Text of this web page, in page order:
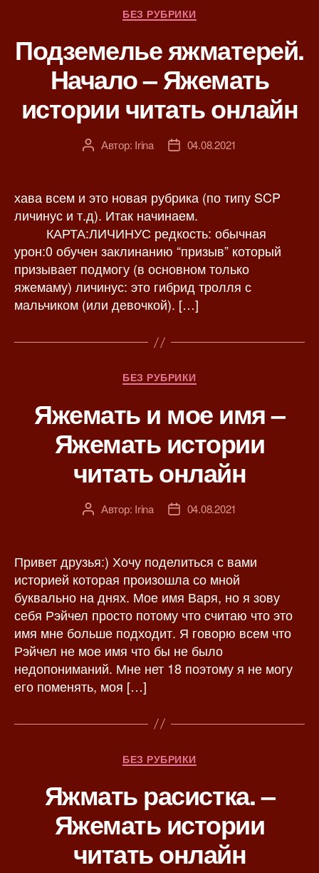
Р
у
б
р
и
к
и
БЕЗ РУБРИКИ
Подземелье яжматерей.
Начало – Яжемать
истории читать онлайн
А
о
з
а
п
и
с
и
Автор: Irina
Д
а
з
а
п
с
и
04.08.2021
хава всем и это новая рубрика (по типу SCP
личинус и т.д). Итак начинаем.
КАРТА:ЛИЧИНУС редкость: обычная
урон:0 обучен заклинанию “призыв” который
призывает подмогу (в основном только
яжемаму) личинус: это гибрид тролля с
мальчиком (или девочкой). […]
Р
у
б
р
к
и
БЕЗ РУБРИКИ
Яжемать и мое имя –
Яжемать истории
читать онлайн
А
о
з
а
п
и
с
и
Автор: Irina
Д
а
а
п
и
с
и
04.08.2021
Привет друзья:) Хочу поделиться с вами
историей которая произошла со мной
буквально на днях. Мое имя Варя, но я зову
себя Рэйчел просто потому что считаю что это
имя мне больше подходит. Я говорю всем что
Рэйчел не мое имя что бы не было
недопониманий. Мне нет 18 поэтому я не могу
его поменять, моя […]
Р
у
б
р
к
и
БЕЗ РУБРИКИ
Яжмать расистка. –
Яжемать истории
читать онлайн